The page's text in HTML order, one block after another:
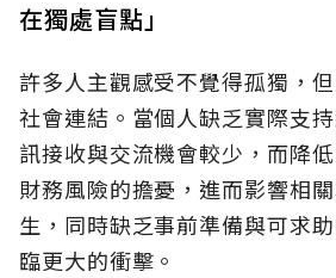
在獨處盲點」
許多人主觀感受不覺得孤獨，
社會連結。當個人缺乏實際支
訊接收與交流機會較少，而降
財務風險的擔憂，進而影響相
生，同時缺乏事前準備與可求
臨更大的衝擊。